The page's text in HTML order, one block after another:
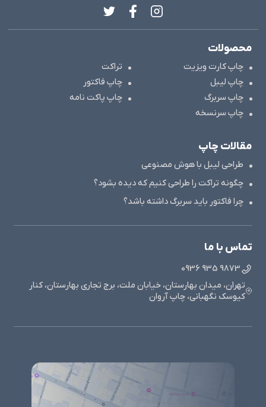
محصولات
چاپ کارت ویزیت
تراکت
چاپ لیبل
چاپ فاکتور
چاپ سربرگ
چاپ پاکت نامه
چاپ سرنسخه
مقالات چاپ
طراحی لیبل با هوش مصنوعی
چگونه تراکت را طراحی کنیم که دیده بشود؟
چرا فاکتور باید سربرگ داشته باشد؟
تماس با ما
9873 935 0936
تهران، میدان بهارستان، خیابان ملت، برج تجاری بهارستان، کنار
کیوسک نگهبانی، چاپ آروان